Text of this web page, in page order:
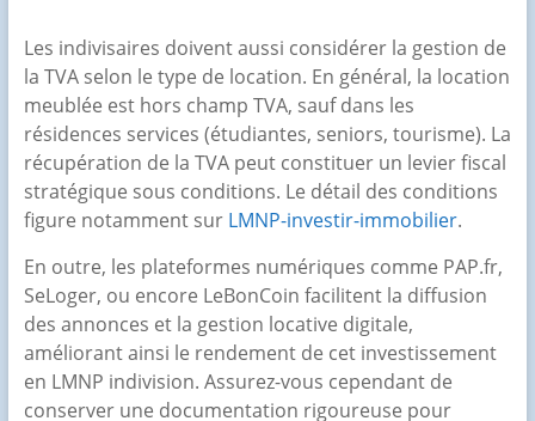
Les indivisaires doivent aussi considérer la gestion de
la TVA selon le type de location. En général, la location
meublée est hors champ TVA, sauf dans les
résidences services (étudiantes, seniors, tourisme). La
récupération de la TVA peut constituer un levier fiscal
stratégique sous conditions. Le détail des conditions
figure notamment sur LMNP-investir-immobilier.
En outre, les plateformes numériques comme PAP.fr,
SeLoger, ou encore LeBonCoin facilitent la diffusion
des annonces et la gestion locative digitale,
améliorant ainsi le rendement de cet investissement
en LMNP indivision. Assurez-vous cependant de
conserver une documentation rigoureuse pour